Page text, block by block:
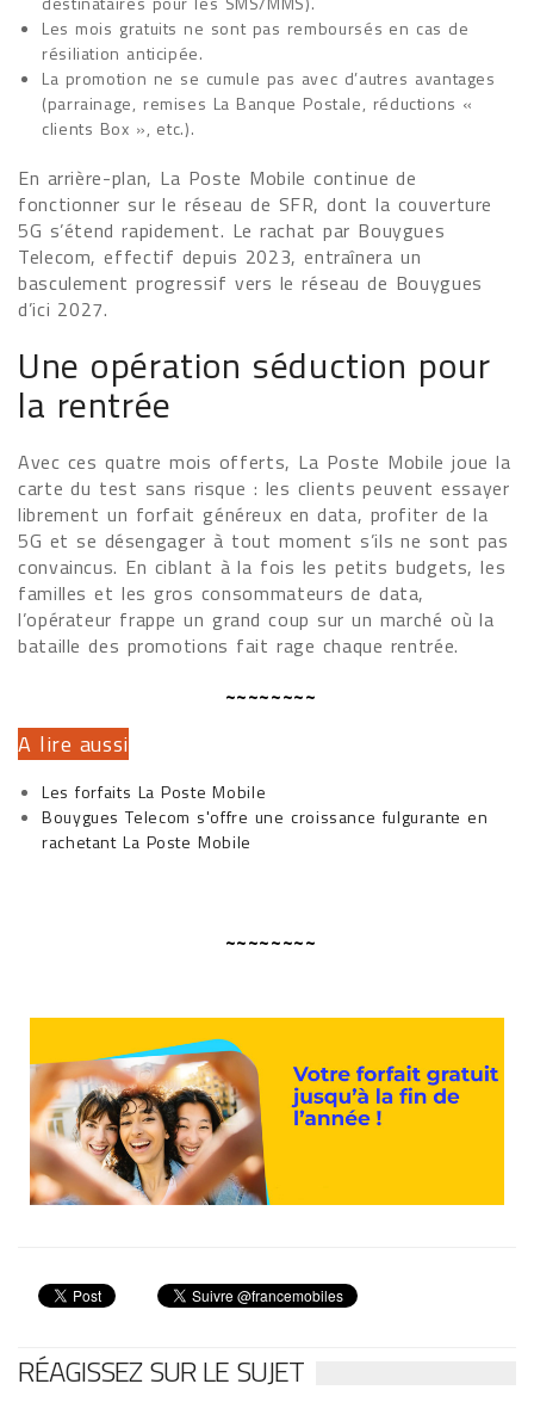
Les mois gratuits ne sont pas remboursés en cas de
résiliation anticipée.
La promotion ne se cumule pas avec d’autres avantages
(parrainage, remises La Banque Postale, réductions «
clients Box », etc.).
En arrière-plan, La Poste Mobile continue de
fonctionner sur le réseau de SFR, dont la couverture
5G s’étend rapidement. Le rachat par Bouygues
Telecom, effectif depuis 2023, entraînera un
basculement progressif vers le réseau de Bouygues
d’ici 2027.
Une opération séduction pour
la rentrée
Avec ces quatre mois offerts, La Poste Mobile joue la
carte du test sans risque : les clients peuvent essayer
librement un forfait généreux en data, profiter de la
5G et se désengager à tout moment s’ils ne sont pas
convaincus. En ciblant à la fois les petits budgets, les
familles et les gros consommateurs de data,
l’opérateur frappe un grand coup sur un marché où la
bataille des promotions fait rage chaque rentrée.
~~~~~~~~
A lire aussi
Les forfaits La Poste Mobile
Bouygues Telecom s'offre une croissance fulgurante en
rachetant La Poste Mobile
~~~~~~~~
RÉAGISSEZ SUR LE SUJET